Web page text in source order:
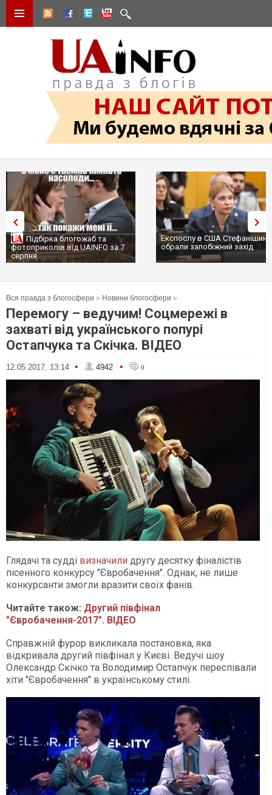
Підбірка блогожаб та
фотоприколів від UAINFO за 7
серпня
Експослу в США
обрали запобіжний захід
Вся правда з блогосфери » Новини блогосфери »
Перемогу – ведучим! Соцмережі в
захваті від українського попурі
Остапчука та Скічка. ВІДЕО
12.05.2017, 13:14 • 4942 • 0
Глядачі та судді визначили другу десятку фіналістів
пісенного конкурсу "Євробачення". Однак, не лише
конкурсанти змогли вразити своїх фанів.
Читайте також: Другий півфінал
"Євробачення-2017". ВІДЕО
Справжній фурор викликала постановка, яка
відкривала другий півфінал у Києві. Ведучі шоу
Олександр Скічко та Володимир Остапчук переспівали
хіти "Євробачення" в українському стилі.